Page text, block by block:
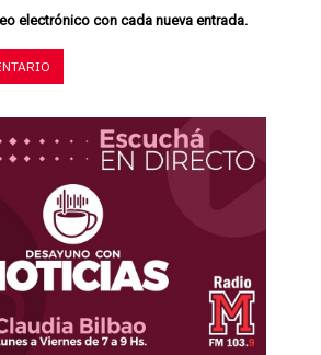
electrónico con cada nueva entrada.